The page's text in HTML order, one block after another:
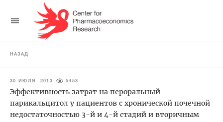
НАЗАД
30 ИЮЛЯ 2013 5453
Эффективность затрат на пероральный
парикальцитол у пациентов с хронической почечной
недостаточностью 3-й и 4-й стадий и вторичным